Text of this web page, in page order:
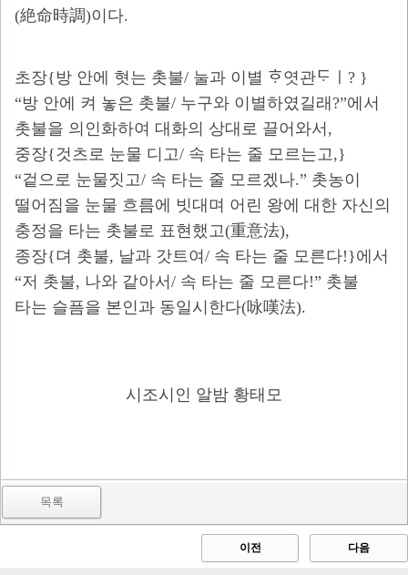
(絶命時調)이다.
초장{방 안에 혓는 촛불/ 눌과 이별 ᄒᆞ엿관ᄃᆞㅣ? }
“방 안에 켜 놓은 촛불/ 누구와 이별하였길래?”에서
촛불을 의인화하여 대화의 상대로 끌어와서,
중장{것츠로 눈물 디고/ 속 타는 줄 모르는고,}
“겉으로 눈물짓고/ 속 타는 줄 모르겠나.” 촛농이
떨어짐을 눈물 흐름에 빗대며 어린 왕에 대한 자신의
충정을 타는 촛불로 표현했고(重意法),
종장{뎌 촛불, 날과 갓트여/ 속 타는 줄 모른다!}에서
“저 촛불, 나와 같아서/ 속 타는 줄 모른다!” 촛불
타는 슬픔을 본인과 동일시한다(咏嘆法).
시조시인 알밤 황태모
목록
이전 다음